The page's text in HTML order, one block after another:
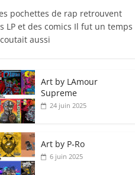
pochettes de rap retrouvent
LP et des comics Il fut un temps
aussi
Art by LAmour
Supreme
24 juin 2025
Art by P‑Ro
6 juin 2025